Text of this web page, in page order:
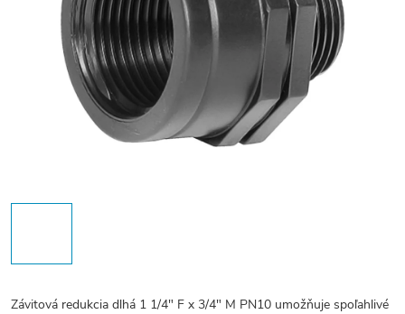
Závitová redukcia dlhá 1 1/4" F x 3/4" M PN10 umožňuje spoľahlivé